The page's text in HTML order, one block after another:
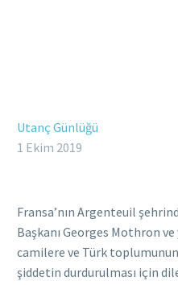
Utanç Günlüğü
1 Ekim 2019
Fransa’nın Argenteuil
Başkanı Georges Mothron ve
camilere ve Türk
şiddetin durdurulması için